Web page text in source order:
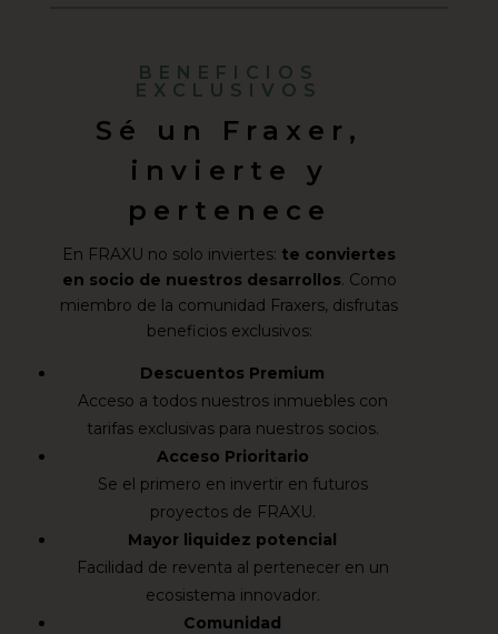
BENEFICIOS
EXCLUSIVOS
Sé un Fraxer,
invierte y
pertenece
En FRAXU no solo inviertes: te conviertes
en socio de nuestros desarrollos. Como
miembro de la comunidad Fraxers, disfrutas
beneficios exclusivos:
Descuentos Premium
Acceso a todos nuestros inmuebles con
tarifas exclusivas para nuestros socios.
Acceso Prioritario
Se el primero en invertir en futuros
proyectos de FRAXU.
Mayor liquidez potencial
Facilidad de reventa al pertenecer en un
ecosistema innovador.
Comunidad